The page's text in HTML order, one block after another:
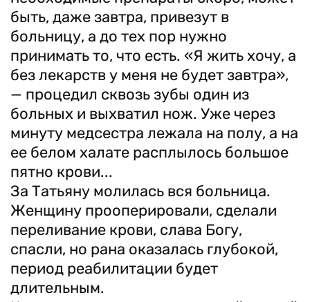
быть, даже завтра, привезут в
больницу, а до тех пор нужно
принимать то, что есть. «Я жить хочу, а
без лекарств у меня не будет завтра»,
— процедил сквозь зубы один из
больных и выхватил нож. Уже через
минуту медсестра лежала на полу, а на
ее белом халате расплылось большое
пятно крови...
За Татьяну молилась вся больница.
Женщину прооперировали, сделали
переливание крови, слава Богу,
спасли, но рана оказалась глубокой,
период реабилитации будет
длительным.